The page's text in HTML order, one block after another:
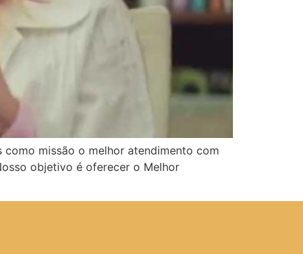
missão o melhor atendimento com
objetivo é oferecer o Melhor